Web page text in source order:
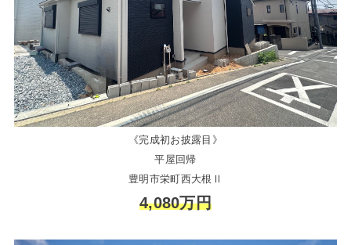
《完成初お披露目》
平屋回帰
豊明市栄町西大根Ⅱ
4,080万円